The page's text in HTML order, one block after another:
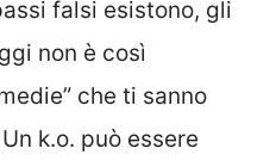
falsi esistono, gli
non è così
che ti sanno
k.o. può essere